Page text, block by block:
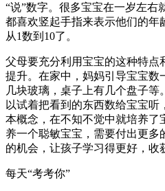
“说”数字。很多宝宝在一岁左右
都喜欢竖起手指来表示他们的年
从1数到10了。
父母要充分利用宝宝的这种特点
提升。在家中，妈妈引导宝宝数
几块玻璃，桌子上有几个盘子
以试着把看到的东西数给宝宝
本概念，在不知不觉中就培养了
养一个聪敏宝宝，需要付出更
的机会，让孩子学习得更好，收
每天“考考你”